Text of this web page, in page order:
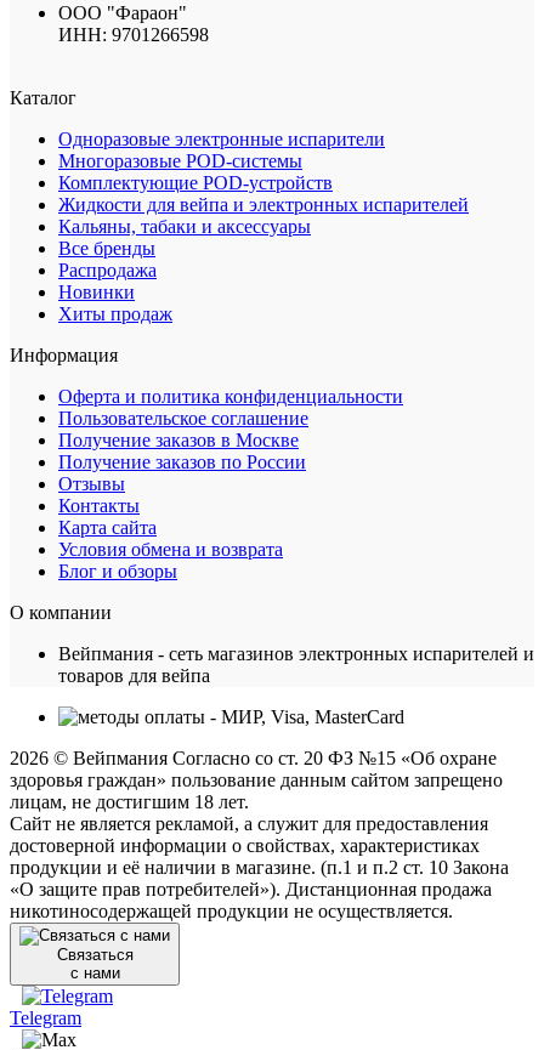
ООО "Фараон"
ИНН: 9701266598
Каталог
Одноразовые электронные испарители
Многоразовые POD-системы
Комплектующие POD-устройств
Жидкости для вейпа и электронных испарителей
Кальяны, табаки и аксессуары
Все бренды
Распродажа
Новинки
Хиты продаж
Информация
Оферта и политика конфиденциальности
Пользовательское соглашение
Получение заказов в Москве
Получение заказов по России
Отзывы
Контакты
Карта сайта
Условия обмена и возврата
Блог и обзоры
О компании
Вейпмания - сеть магазинов электронных испарителей и
товаров для вейпа
2026 © Вейпмания Согласно со ст. 20 ФЗ №15 «Об охране
здоровья граждан» пользование данным сайтом запрещено
лицам, не достигшим 18 лет.
Сайт не является рекламой, а служит для предоставления
достоверной информации о свойствах, характеристиках
продукции и её наличии в магазине. (п.1 и п.2 ст. 10 Закона
«О защите прав потребителей»). Дистанционная продажа
никотиносодержащей продукции не осуществляется.
Связаться
с нами
Telegram